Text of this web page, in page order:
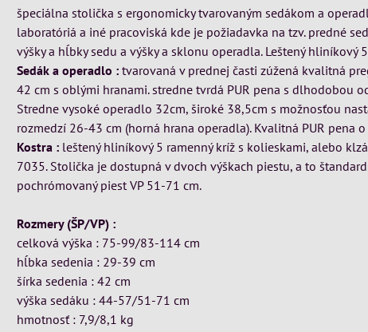
špeciálna stolička s ergonomicky tvarovaným sedákom a
laboratóriá a iné pracoviská kde je požiadavka na tzv. predné
výšky a hĺbky sedu a výšky a sklonu operadla. Leštený hliníkový
Sedák a operadlo :tvarovaná v prednej časti zúžená kvalitná
42 cm s oblými hranami. stredne tvrdá PUR pena s dlhodobou
Stredne vysoké operadlo 32cm, široké 38,5cm s možnosťou
rozmedzí 26-43 cm (horná hrana operadla). Kvalitná PUR pena
Kostra : leštený hliníkový 5 ramenný kríž s kolieskami, alebo
7035. Stolička je dostupná v dvoch výškach piestu, a to
pochrómovaný piest VP 51-71 cm.
Rozmery (ŠP/VP) :
celková výška : 75-99/83-114 cm
hĺbka sedenia : 29-39 cm
šírka sedenia : 42 cm
výška sedáku : 44-57/51-71 cm
hmotnosť : 7,9/8,1 kg